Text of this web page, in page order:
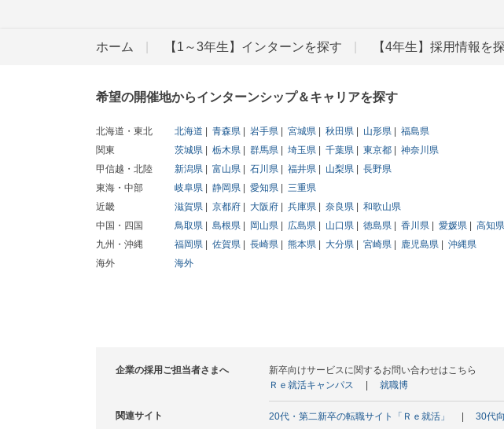
ホーム 【1～3年生】インターンを探す 【4年生】採用情報を
希望の開催地からインターンシップ＆キャリアを探す
北海道・東北 北海道 青森県 岩手県 宮城県 秋田県 山形県
福島県
関東
茨城県 栃木県 群馬県 埼玉県 千葉県 東京都
神奈川県
甲信越・北陸
新潟県 富山県 石川県 福井県 山梨県
長野県
東海・中部
岐阜県 静岡県 愛知県
三重県
近畿
滋賀県 京都府 大阪府 兵庫県 奈良県
和歌山県
中国・四国
鳥取県 島根県 岡山県 広島県 山口県 徳島県 香川県 愛媛県
高知県
九州・沖縄
福岡県 佐賀県 長崎県 熊本県 大分県 宮崎県 鹿児島県
沖縄県
海外
海外
企業の採用ご担当者さまへ
新卒向けサービスに関するお問い合わせはこちら
Ｒｅ就活キャンパス
就職博
関連サイト 20代・第二新卒の転職サイト「Ｒｅ就活」 30代